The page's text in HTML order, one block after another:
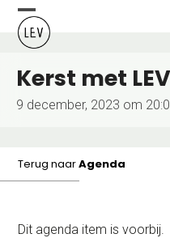
Skip
content
Open
mobile
menu
Close
mobile
menu
Kerst met LEV
9 december, 2023 om
Terug naarAgenda
Dit agenda item is voorbij.